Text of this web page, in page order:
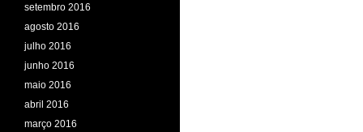
setembro 2016
agosto 2016
julho 2016
junho 2016
maio 2016
abril 2016
março 2016